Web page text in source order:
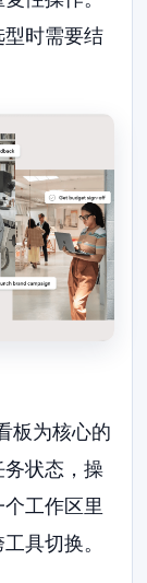
时需要结
板为核心的
状态，操
工作区里
具切换。